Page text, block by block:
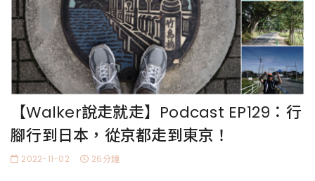
【Walker說走就走】Podcast EP129：行
腳行到日本，從京都走到東京！
2022-11-02 26分鐘